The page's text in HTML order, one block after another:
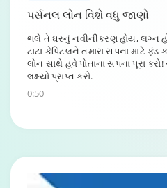
પર્સનલ લોન વિશે વધુ જાણો
ભલે તે ઘરનું નવીનીકરણ હોય, લગ્ન
ટાટા કેપિટલને તમારા સપના માટે ફંડ
લોન સાથે હવે પોતાના સપના પૂરા
લક્ષ્યો પ્રાપ્ત કરો.
0:50